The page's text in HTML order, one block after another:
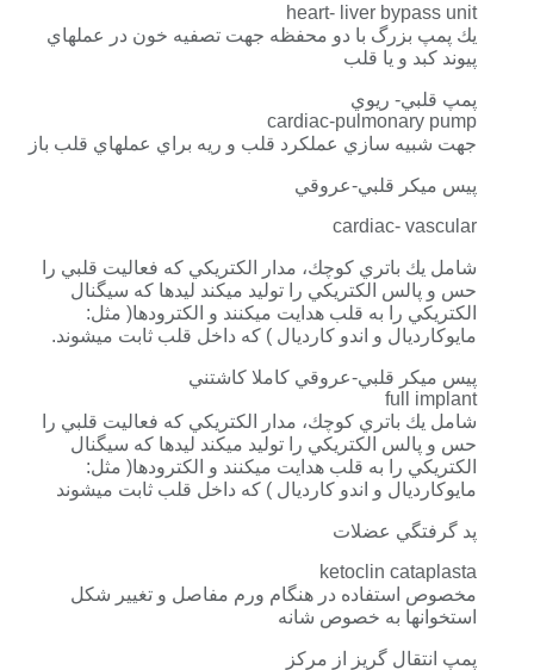
heart- liver bypass unit
يك پمپ بزرگ با دو محفظه جهت تصفيه خون در عملهاي
پيوند كبد و يا قلب
پمپ قلبي- ريوي
cardiac-pulmonary pump
جهت شبيه سازي عملكرد قلب و ريه براي عملهاي قلب باز
پيس ميكر قلبي-عروقي
cardiac- vascular
شامل يك باتري كوچك، مدار الكتريكي كه فعاليت قلبي را
حس و پالس الكتريكي را توليد ميكند ليدها كه سيگنال
الكتريكي را به قلب هدايت ميكنند و الكترودها( مثل:
مايوكارديال و اندو كارديال ) كه داخل قلب ثابت ميشوند.
پيس ميكر قلبي-عروقي كاملا كاشتني
full implant
شامل يك باتري كوچك، مدار الكتريكي كه فعاليت قلبي را
حس و پالس الكتريكي را توليد ميكند ليدها كه سيگنال
الكتريكي را به قلب هدايت ميكنند و الكترودها( مثل:
مايوكارديال و اندو كارديال ) كه داخل قلب ثابت ميشوند
پد گرفتگي عضلات
ketoclin cataplasta
مخصوص استفاده در هنگام ورم مفاصل و تغيير شكل
استخوانها به خصوص شانه
پمپ انتقال گريز از مركز